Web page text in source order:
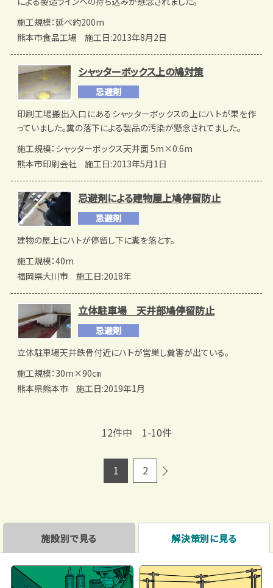
施工規模：延べ約200m
熊本市食品工場
施工日:2013年8月2日
シャッターボックス上の鳩対策
忌避剤
印刷工場搬出入口にあるシャッターボックスの上にハトが巣を作
っていました。糞の落下による製品の汚染が懸念されてました。
施工規模：シャッターボックス天井面 5m×0.6m
熊本市印刷会社
施工日:2013年5月1日
忌避剤による建物屋上鳩停留防止
忌避剤
建物の屋上にハトが停留し下に糞を落とす。
施工規模：40m
福岡県大川市
施工日:2018年
立体駐車場 天井部鳩停留防止
忌避剤
立体駐車場天井鉄骨付近にハトが営巣し糞害が出ている。
施工規模：30m×90㎝
熊本県熊本市
施工日:2019年1月
12件中 1-10件
1 2
施設別で見る 解決策別に見る